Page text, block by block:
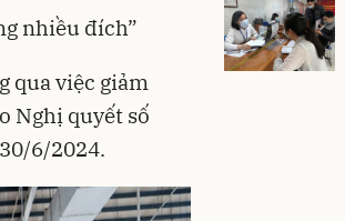
nhiều đích”
qua việc giảm
Nghị quyết số
6/2024.